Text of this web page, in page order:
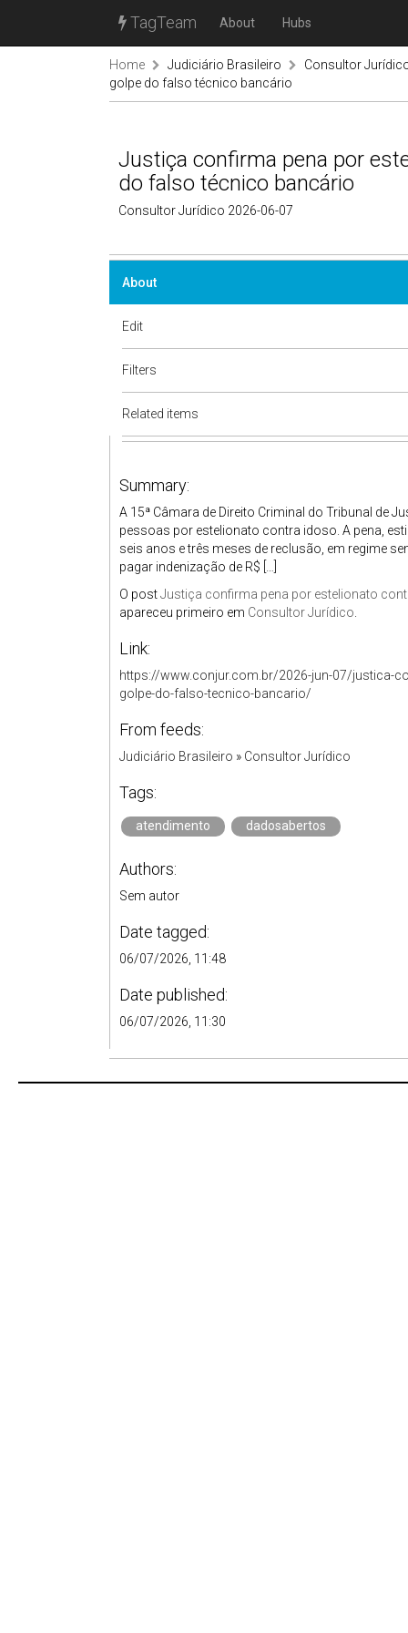
TagTeam About Hubs
Home Judiciário Brasileiro
Consultor
golpe do falso técnico bancário
Justiça confirma pena por
do falso técnico bancário
Consultor Jurídico 2026-06-07
About
Edit
Filters
Related items
Summary:
A 15ª Câmara de Direito Criminal do Tribunal de
pessoas por estelionato contra idoso. A pena,
seis anos e três meses de reclusão, em regime
pagar indenização de R$ […]
O postJustiça confirma pena por estelionato
apareceu primeiro em Consultor Jurídico
Link:
https://www.conjur.com.br/2026-jun-07/justica-
golpe-do-falso-tecnico-bancario/
From feeds:
Judiciário Brasileiro » Consultor Jurídico
Tags:
atendimento dadosabertos
Authors:
Sem autor
Date tagged:
06/07/2026, 11:48
Date published:
06/07/2026, 11:30